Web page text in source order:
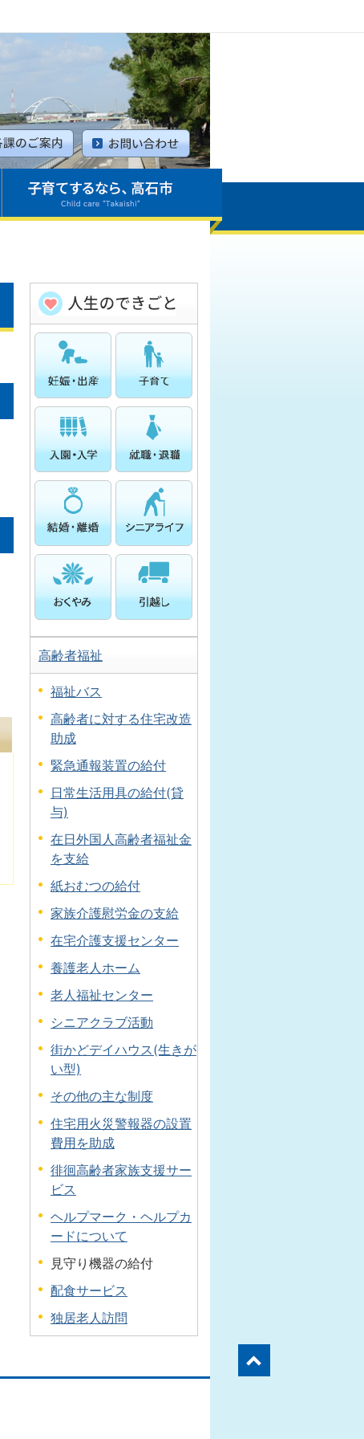
高齢者福祉
福祉バス
高齢者に対する住宅改造
助成
緊急通報装置の給付
日常生活用具の給付(貸
与)
在日外国人高齢者福祉金
を支給
紙おむつの給付
家族介護慰労金の支給
在宅介護支援センター
養護老人ホーム
老人福祉センター
シニアクラブ活動
街かどデイハウス(生きが
い型)
その他の主な制度
住宅用火災警報器の設置
費用を助成
徘徊高齢者家族支援サー
ビス
ヘルプマーク・ヘルプカ
ードについて
見守り機器の給付
配食サービス
独居老人訪問